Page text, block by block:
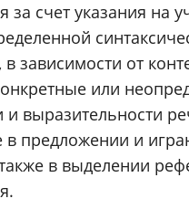
за счет указания на
в зависимости от
или
и выразительности
в предложении и
в выделении